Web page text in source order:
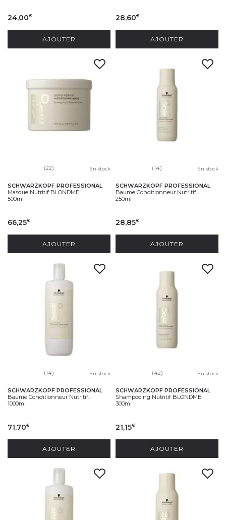
24,00€
AJOUTER
28,60€
AJOUTER
(22) En stock
SCHWARZKOPF PROFESSIONAL
Masque Nutritif BLONDME
500ml
66,25€
AJOUTER
(14) En stock
SCHWARZKOPF PROFESSIONAL
Baume Conditionneur Nutritif...
250ml
28,85€
AJOUTER
(14) En stock
SCHWARZKOPF PROFESSIONAL
Baume Conditionneur Nutritif...
1000ml
71,70€
AJOUTER
(42) En stock
SCHWARZKOPF PROFESSIONAL
Shampooing Nutritif BLONDME
300ml
21,15€
AJOUTER